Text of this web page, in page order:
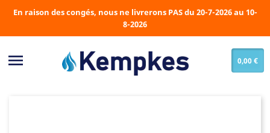
En raison des congés, nous ne livrerons PAS du 20-7-2026 au 10-
8-2026
 0,00 €